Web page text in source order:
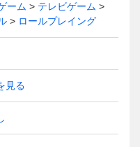
ーム
テレビゲーム
ロールプレイング
見る